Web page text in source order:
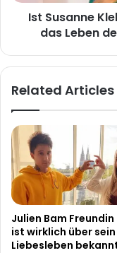
beliebten
Ist Susanne
das Leben
Related Articles
Julien Bam Freundin
ist wirklich über sein
Liebesleben